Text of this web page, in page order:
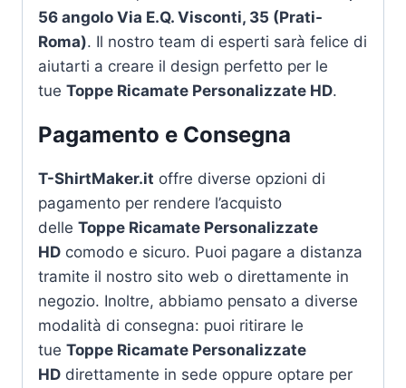
56 angolo Via E.Q. Visconti, 35 (Prati-
Roma). Il nostro team di esperti sarà felice di
aiutarti a creare il design perfetto per le
tue Toppe Ricamate Personalizzate HD.
Pagamento e Consegna
T-ShirtMaker.it offre diverse opzioni di
pagamento per rendere l’acquisto
delle Toppe Ricamate Personalizzate
HD comodo e sicuro. Puoi pagare a distanza
tramite il nostro sito web o direttamente in
negozio. Inoltre, abbiamo pensato a diverse
modalità di consegna: puoi ritirare le
tue Toppe Ricamate Personalizzate
HD direttamente in sede oppure optare per